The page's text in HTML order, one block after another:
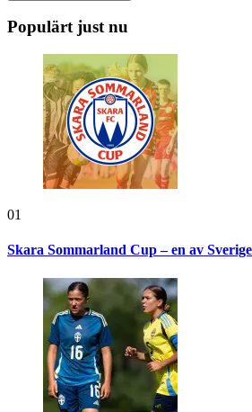
Populärt just nu
01
Skara Sommarland Cup – en av